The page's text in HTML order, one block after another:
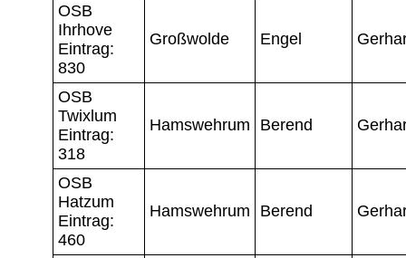
OSB
Ihrhove
Eintrag:
830
Großwolde Engel
OSB
Twixlum
Eintrag:
318
Hamswehrum Berend
OSB
Hatzum
Eintrag:
460
Hamswehrum Berend